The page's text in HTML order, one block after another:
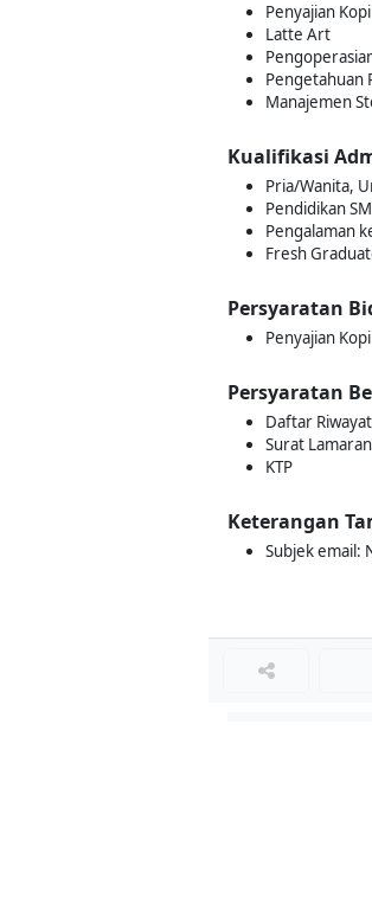
Penyajian Kopi
Latte Art
Pengetahuan
Manajemen
Kualifikasi
Pria/Wanita,
Pendidikan
Pengalaman
Fresh
Persyaratan
Penyajian Kopi
Persyaratan
Daftar
Surat
KTP
Keterangan
Subjek email: